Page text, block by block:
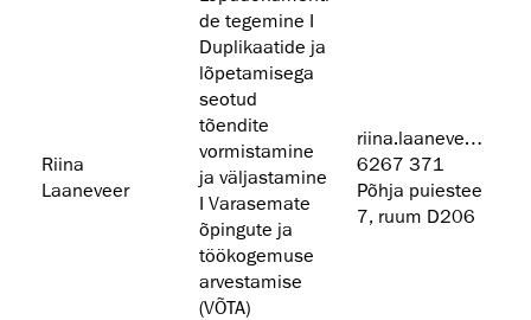
Riina
Laaneveer
de tegemine I
Duplikaatide ja
lõpetamisega
seotud
tõendite
vormistamine
ja väljastamine
I Varasemate
õpingute ja
töökogemuse
arvestamise
(VÕTA)
riina.laaneveer@artun.ee
6267 371
Põhja puiestee
7, ruum D206